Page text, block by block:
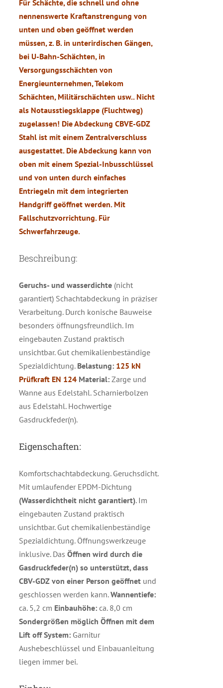
Für Schächte, die schnell und ohne
nennenswerte Kraftanstrengung von
unten und oben geöffnet werden
müssen, z. B. in unterirdischen Gängen,
bei U-Bahn-Schächten, in
Versorgungsschächten von
Energieunternehmen, Telekom
Schächten, Militärschächten usw.. Nicht
als Notausstiegsklappe (Fluchtweg)
zugelassen! Die Abdeckung CBVE-GDZ
Stahlist mit einem Zentralverschluss
ausgestattet. Die Abdeckung kann von
oben mit einem Spezial-Inbusschlüssel
und von unten durch einfaches
Entriegeln mit dem integrierten
Handgriff geöffnet werden. Mit
Fallschutzvorrichtung. Für
Schwerfahrzeuge.
Beschreibung:
Geruchs- und wasserdichte(nicht
garantiert) Schachtabdeckung in präziser
Verarbeitung. Durch konische Bauweise
besonders öffnungsfreundlich. Im
eingebauten Zustand praktisch
unsichtbar. Gut chemikalienbeständige
Spezialdichtung. Belastung: 125 kN
Prüfkraft EN 124 Material:Zarge und
Wanne aus Edelstahl. Scharnierbolzen
aus Edelstahl. Hochwertige
Gasdruckfeder(n).
Eigenschaften:
Komfortschachtabdeckung. Geruchsdicht.
Mit umlaufender EPDM-Dichtung
(Wasserdichtheit nicht garantiert). Im
eingebauten Zustand praktisch
unsichtbar. Gut chemikalienbeständige
Spezialdichtung. Öffnungswerkzeuge
inklusive. Das Öffnen wird durch die
Gasdruckfeder(n) so unterstützt, dass
CBV-GDZ von einer Person geöffnetund
geschlossen werden kann.Wannentiefe:
ca. 5,2 cm Einbauhöhe:ca. 8,0 cm
Sondergrößen möglich Öffnen mit dem
Lift off System:Garnitur
Aushebeschlüssel und Einbauanleitung
liegen immer bei.